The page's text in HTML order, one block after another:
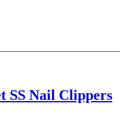
SS Nail Clippers